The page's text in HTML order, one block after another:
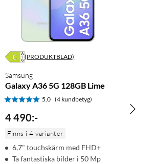
(PRODUKTBLAD)
Samsung
Galaxy A36 5G 128GB Lime
5.0 (4 kundbetyg)
4 490:-
Finns i 4 varianter
6,7" touchskärm med FHD+
Ta fantastiska bilder i 50 Mp